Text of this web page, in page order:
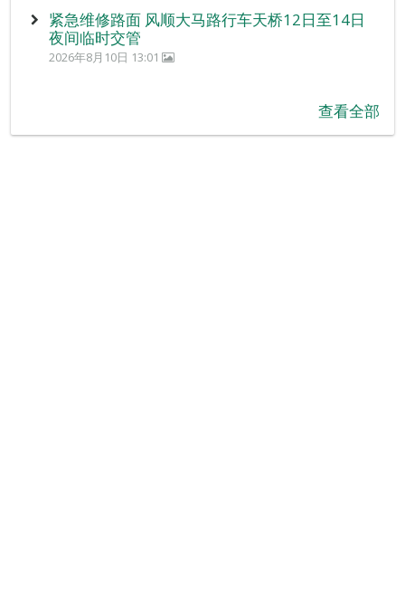
紧急维修路面 风顺大马路行车天桥12日至14日
夜间临时交管
2026年8月10日 13:01
查看全部